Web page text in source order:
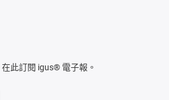
此訂閱 igus® 電子報。